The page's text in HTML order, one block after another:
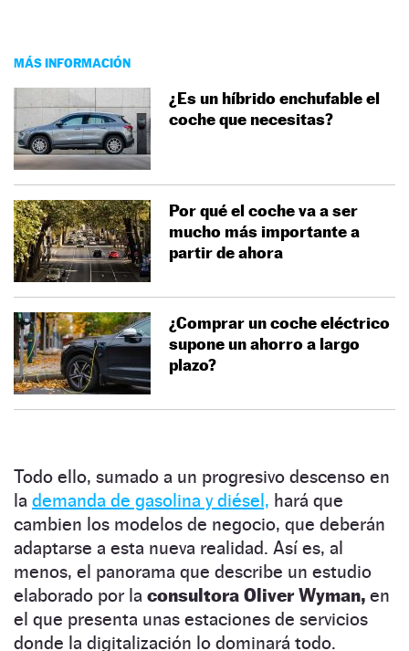
MÁS INFORMACIÓN
¿Es un híbrido enchufable el
coche que necesitas?
Por qué el coche va a ser
mucho más importante a
partir de ahora
¿Comprar un coche eléctrico
supone un ahorro a largo
plazo?
Todo ello, sumado a un progresivo descenso en
la demanda de gasolina y diésel, hará que
cambien los modelos de negocio, que deberán
adaptarse a esta nueva realidad. Así es, al
menos, el panorama que describe un estudio
elaborado por la consultora Oliver Wyman, en
el que presenta unas estaciones de servicios
donde la digitalización lo dominará todo.